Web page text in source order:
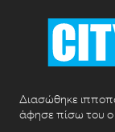
Διασώθηκε
άφησε πίσω του